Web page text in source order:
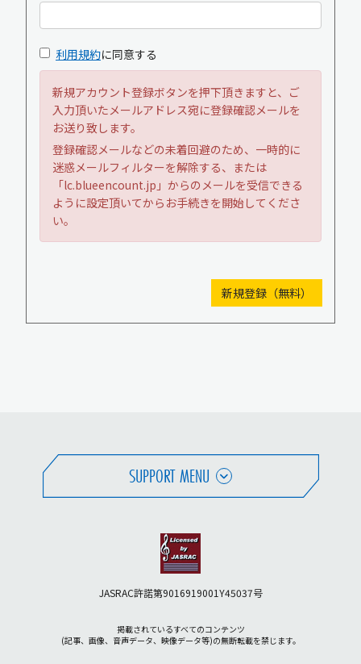
利用規約に同意する
新規アカウント登録ボタンを押下頂きますと、ご
入力頂いたメールアドレス宛に登録確認メールを
お送り致します。
登録確認メールなどの未着回避のため、一時的に
迷惑メールフィルターを解除する、または
「lc.blueencount.jp」からのメールを受信できる
ように設定頂いてからお手続きを開始してくださ
い。
SUPPORT MENU
JASRAC許諾第9016919001Y45037号
掲載されているすべてのコンテンツ
(記事、画像、音声データ、映像データ等)の無断転載を禁じます。